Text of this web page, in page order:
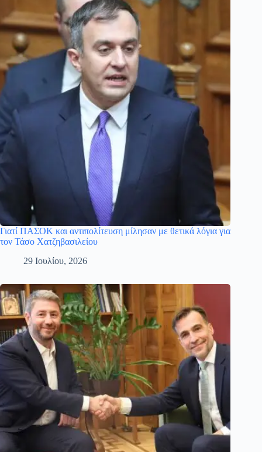
Γιατί ΠΑΣΟΚ και αντιπολίτευση μίλησαν με θετικά λόγια για
τον Τάσο Χατζηβασιλείου
29 Ιουλίου, 2026